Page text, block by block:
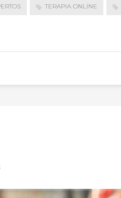
TERAPIA ONLINE